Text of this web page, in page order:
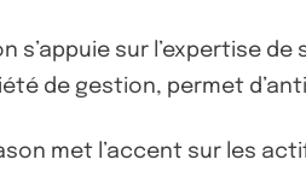
s’appuie sur l’expertise de
de gestion, permet
met l’accent sur les